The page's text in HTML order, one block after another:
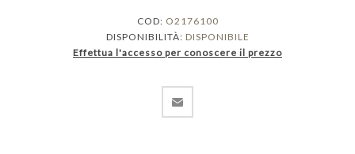
COD: O2176100
DISPONIBILITÀ: DISPONIBILE
Effettua l'accesso per conoscere il prezzo